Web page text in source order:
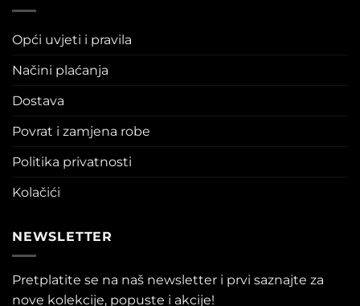
Opći uvjeti i pravila
Načini plaćanja
Dostava
Povrat i zamjena robe
Politika privatnosti
Kolačići
NEWSLETTER
Pretplatite se na naš newsletter i prvi saznajte za
nove kolekcije, popuste i akcije!